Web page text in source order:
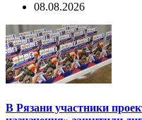
08.08.2026
В Рязани участники